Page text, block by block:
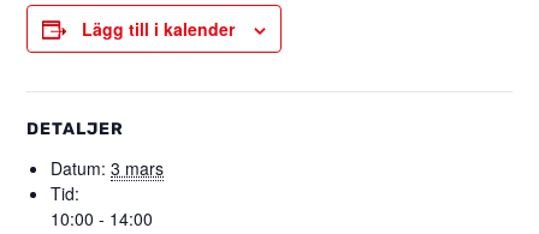
Lägg till i kalender
DETALJER
Datum: 3 mars
Tid:
10:00 - 14:00